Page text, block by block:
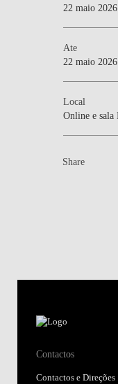
22 maio
Ate
22 maio
Local
Online e sala
Share
Contactos
Contactos e Direções